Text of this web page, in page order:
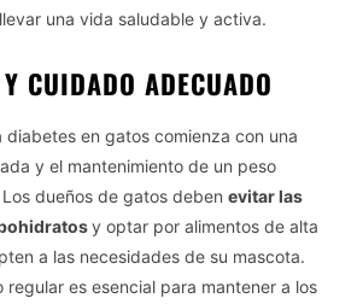
una vida saludable y activa.
CUIDADO ADECUADO
diabetes en gatos comienza con una
y el mantenimiento de un peso
dueños de gatos deben evitar las
y optar por alimentos de alta
a las necesidades de su mascota.
regular es esencial para mantener a los